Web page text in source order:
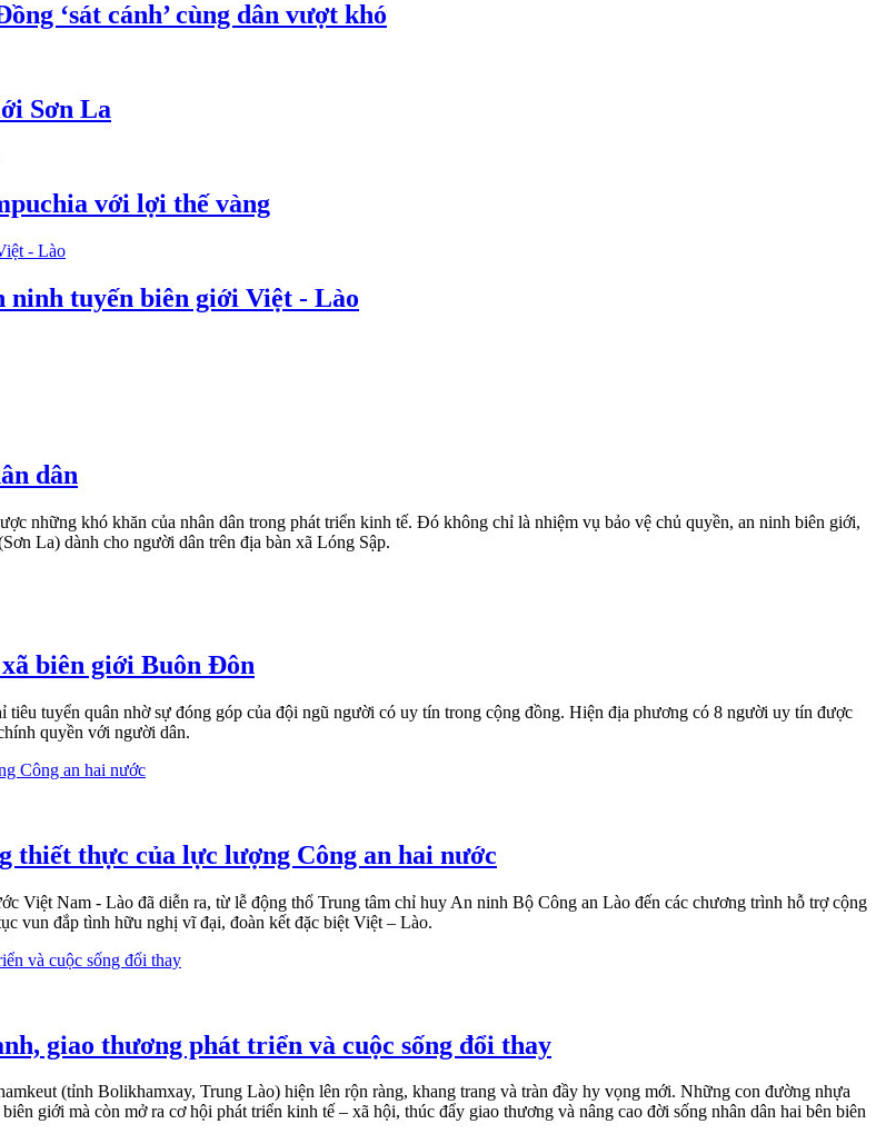
‘sát cánh’ cùng dân vượt khó
Sơn La
với lợi thế vàng
ninh tuyến biên giới Việt - Lào
dân
những khó khăn của nhân dân trong phát triển kinh tế. Đó không chỉ là nhiệm vụ bảo vệ chủ quyền, an ninh biên giới,
La) dành cho người dân trên địa bàn xã Lóng Sập.
biên giới Buôn Đôn
tuyển quân nhờ sự đóng góp của đội ngũ người có uy tín trong cộng đồng. Hiện địa phương có 8 người uy tín được
quyền với người dân.
thiết thực của lực lượng Công an hai nước
Việt Nam - Lào đã diễn ra, từ lễ động thổ Trung tâm chỉ huy An ninh Bộ Công an Lào đến các chương trình hỗ trợ cộng
vun đắp tình hữu nghị vĩ đại, đoàn kết đặc biệt Việt – Lào.
giao thương phát triển và cuộc sống đổi thay
(tỉnh Bolikhamxay, Trung Lào) hiện lên rộn ràng, khang trang và tràn đầy hy vọng mới. Những con đường nhựa
giới mà còn mở ra cơ hội phát triển kinh tế – xã hội, thúc đẩy giao thương và nâng cao đời sống nhân dân hai bên biên